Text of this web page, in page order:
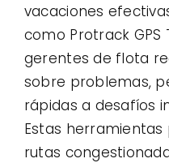
vacaciones
como Protrack
gerentes de flota
sobre problemas,
rápidas a desafíos
Estas
rutas